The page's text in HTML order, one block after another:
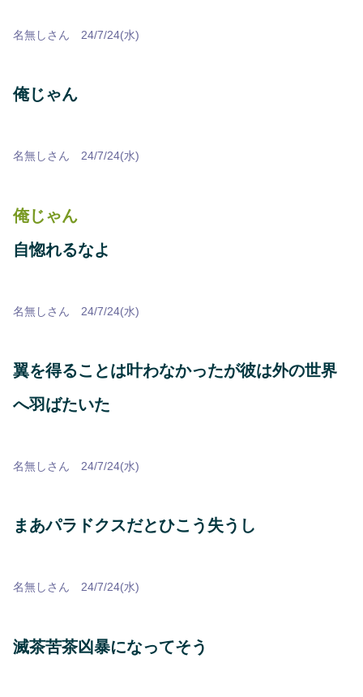
名無しさん 24/7/24(水)
俺じゃん
名無しさん 24/7/24(水)
俺じゃん
自惚れるなよ
名無しさん 24/7/24(水)
翼を得ることは叶わなかったが彼は外の世界
へ羽ばたいた
名無しさん 24/7/24(水)
まあパラドクスだとひこう失うし
名無しさん 24/7/24(水)
滅茶苦茶凶暴になってそう